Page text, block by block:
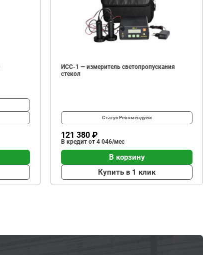
ИСС-1 — измеритель светопропускания
стекол
СтатусРекомендуем
121 380 ₽
В кредит от 4 046/мес
В корзину
Купить в 1 клик